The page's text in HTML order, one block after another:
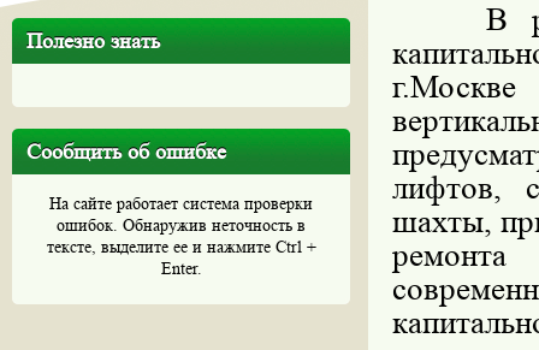
Полезно знать
Сообщить об ошибке
На сайте работает система проверки
ошибок. Обнаружив неточность в
тексте, выделите ее и нажмите Ctrl +
Enter.
В
лифтов,
шахты,